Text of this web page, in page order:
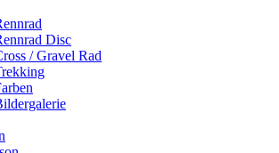
Disc
/ Gravel Rad